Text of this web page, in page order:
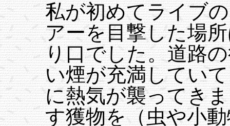
私が初めてライブ
アーを目撃した場
り口でした。道路
い煙が充満してい
に熱気が襲ってき
す獲物を（虫や小